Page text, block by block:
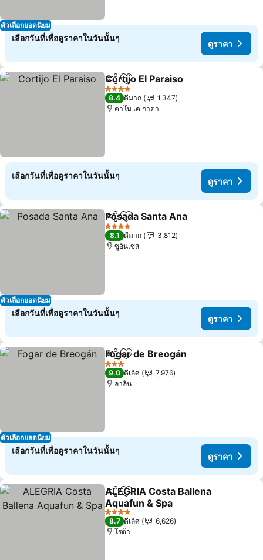
ตัวเลือกยอดนิยม
เลือกวันที่เพื่อดูราคาในวันนั้นๆ
ดูราคา
แชร์ เพิ่มในรายการโปรด
Cortijo El Paraiso
4 ดาว
8.4 ดีมาก
1,347
คาโบ เด กาตา
เลือกวันที่เพื่อดูราคาในวันนั้นๆ
ดูราคา
ตัวเลือกยอดนิยม
แชร์ เพิ่มในรายการโปรด
Posada Santa Ana
4 ดาว
8.1 ดีมาก
3,812
ซูอันเซส
เลือกวันที่เพื่อดูราคาในวันนั้นๆ
ดูราคา
ตัวเลือกยอดนิยม
แชร์ เพิ่มในรายการโปรด
Fogar de Breogán
3 ดาว
9.0 ดีเลิศ
7,976
ลาลิน
เลือกวันที่เพื่อดูราคาในวันนั้นๆ
ดูราคา
แชร์ เพิ่มในรายการโปรด
ALEGRIA Costa Ballena
Aquafun & Spa
4 ดาว
8.7 ดีเลิศ
6,626
โรต้า